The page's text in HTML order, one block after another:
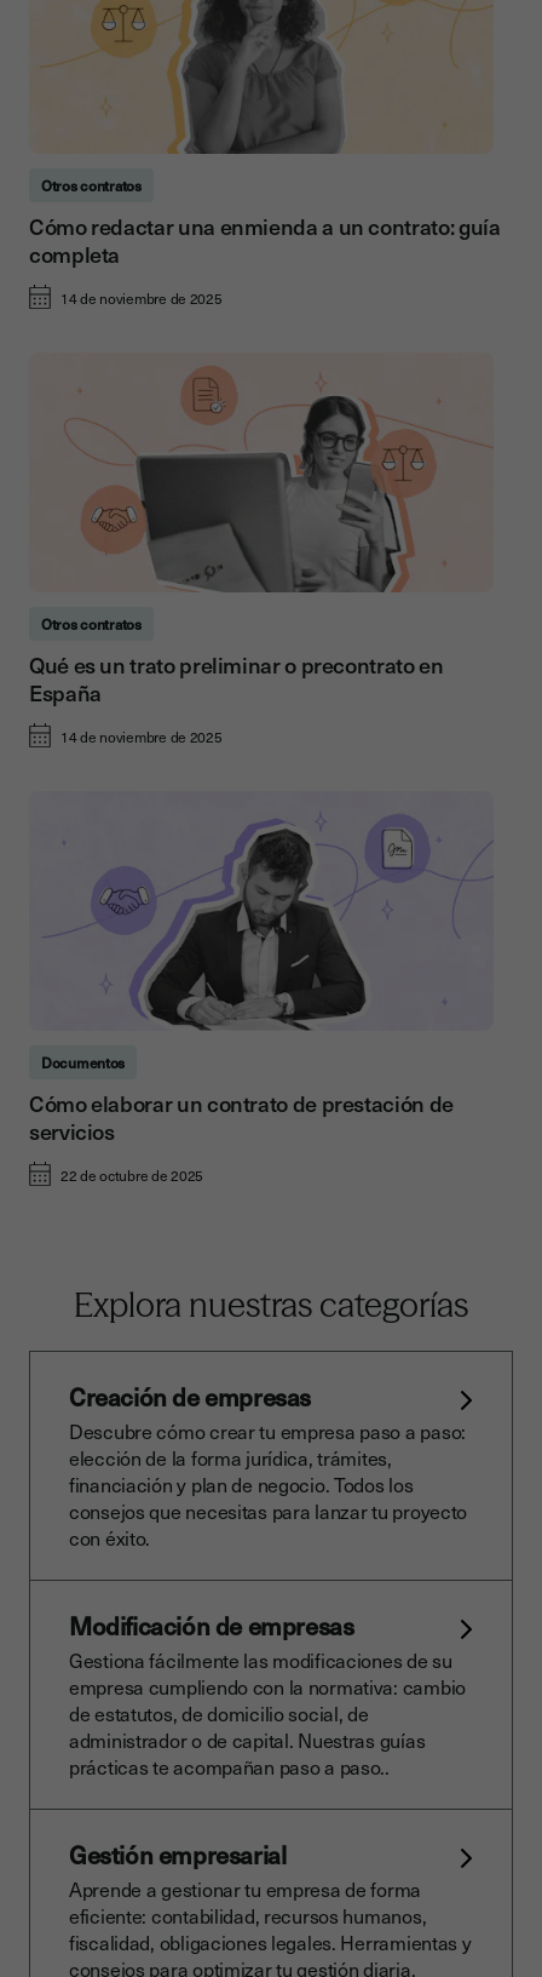
Otros contratos
Cómo redactar una enmienda a un contrato: guía
completa
14 de noviembre de 2025
Otros contratos
Qué es un trato preliminar o precontrato en
España
14 de noviembre de 2025
Documentos
Cómo elaborar un contrato de prestación de
servicios
22 de octubre de 2025
Explora nuestras categorías
Creación de empresas
Descubre cómo crear tu empresa paso a paso:
elección de la forma jurídica, trámites,
financiación y plan de negocio. Todos los
consejos que necesitas para lanzar tu proyecto
con éxito.
Modificación de empresas
Gestiona fácilmente las modificaciones de su
empresa cumpliendo con la normativa: cambio
de estatutos, de domicilio social, de
administrador o de capital. Nuestras guías
prácticas te acompañan paso a paso..
Gestión empresarial
Aprende a gestionar tu empresa de forma
eficiente: contabilidad, recursos humanos,
fiscalidad, obligaciones legales. Herramientas y
consejos para optimizar tu gestión diaria.